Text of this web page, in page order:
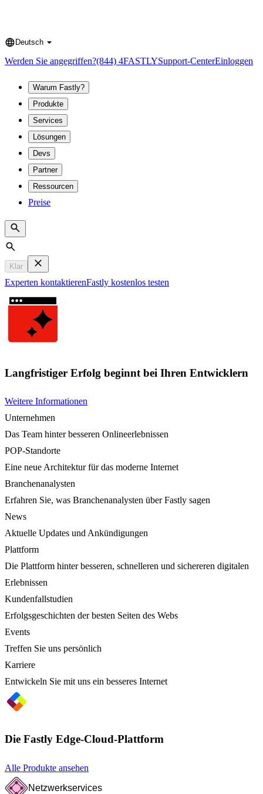
Language
Deutsch
Werden Sie angegriffen?(844) 4FASTLYSupport-CenterEinloggen
Warum Fastly?
Produkte
Services
Lösungen
Devs
Partner
Ressourcen
Preise
Search
Klar
Experten kontaktierenFastly kostenlos testen
Langfristiger Erfolg beginnt bei Ihren Entwicklern
Weitere Informationen
Unternehmen
Das Team hinter besseren Onlineerlebnissen
POP-Standorte
Eine neue Architektur für das moderne Internet
Branchenanalysten
Erfahren Sie, was Branchenanalysten über Fastly sagen
News
Aktuelle Updates und Ankündigungen
Plattform
Die Plattform hinter besseren, schnelleren und sichereren digitalen
Erlebnissen
Kundenfallstudien
Erfolgsgeschichten der besten Seiten des Webs
Events
Treffen Sie uns persönlich
Karriere
Entwickeln Sie mit uns ein besseres Internet
Die Fastly Edge-Cloud-Plattform
Alle Produkte ansehen
Netzwerkservices